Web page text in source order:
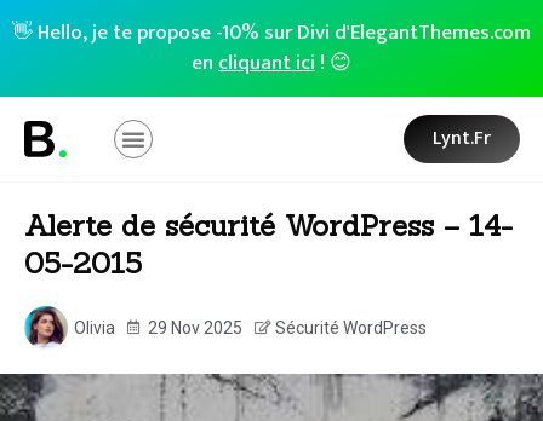
👋 Hello, je te propose -10% sur Divi d'ElegantThemes.com
encliquant ici! 😊
Lynt.fr
Alerte de sécurité WordPress – 14-
05-2015
Olivia 29 Nov 2025 Sécurité WordPress